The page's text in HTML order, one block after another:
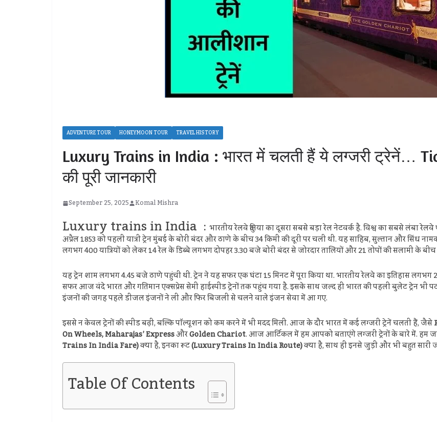
ADVENTURE TOUR HONEYMOON TOUR TRAVEL HISTORY
Luxury Trains in India : भारत में चलती हैं ये लग्जरी ट्रेनें…
की पूरी जानकारी
September 25, 2025 Komal Mishra
Luxury trains in India : भारतीय रेलवे दुनिया का दूसरा सबसे बड़ा रेल नेटवर्क है. विश्व का सबसे लंबा
अप्रैल 1853 को पहली यात्री ट्रेन मुंबई के बोरी बंदर और ठाणे के बीच 34 किमी की दूरी पर चली थी. यह साहिब, सुल्तान और सिंध
लगभग 400 यात्रियों को लेकर 14 रेल के डिब्बे लगभग दोपहर 3.30 बजे बोरी बंदर से जोरदार तालियों और 21 तोपों की सलामी के बीच
यह ट्रेन शाम लगभग 4.45 बजे ठाणे पहुंची थी. ट्रेन ने यह सफर एक घंटा 15 मिनट में पूरा किया था. भारतीय रेलवे का इतिहास
सफर आज वंदे भारत और गतिमान एक्‍सप्रेस सेमी हाईस्‍पीड ट्रेनों तक पहुंच गया है. इसके साथ जल्‍द ही भारत की पहली बुलेट ट्रेन भी
इंजनों की जगह पहले डीजल इंजनों ने ली और फिर बिजली से चलने वाले इंजन सेवा में आ गए.
इससे न केवल ट्रेनों की स्पीड बढ़ी, बल्‍क‍ि पॉल्यूशन को कम करने में भी मदद मिली. आज के दौर भारत में कई लग्जरी ट्रेनें चलती हैं, जैसे
On Wheels, Maharajas’ ExpressऔरGolden Chariot. आज आर्टिकल में हम आपको बताएंगे लग्जरी ट्रेनों के बारे में. हम
Trains In India Fare)क्या है, इनका रूट(Luxury Trains In India Route)क्या है, साथ ही इनसे जुड़ी और भी बहुत सारी
Table Of Contents